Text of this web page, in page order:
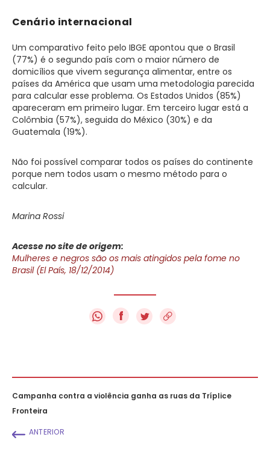
Cenário internacional
Um comparativo feito pelo IBGE apontou que o Brasil
(77%) é o segundo país com o maior número de
domicílios que vivem segurança alimentar, entre os
países da América que usam uma metodologia parecida
para calcular esse problema. Os Estados Unidos (85%)
apareceram em primeiro lugar. Em terceiro lugar está a
Colômbia (57%), seguida do México (30%) e da
Guatemala (19%).
Não foi possível comparar todos os países do continente
porque nem todos usam o mesmo método para o
calcular.
Marina Rossi
Acesse no site de origem:
Mulheres e negros são os mais atingidos pela fome no
Brasil (El País, 18/12/2014)
f
Campanha contra a violência ganha as ruas da Tríplice
Fronteira
ANTERIOR